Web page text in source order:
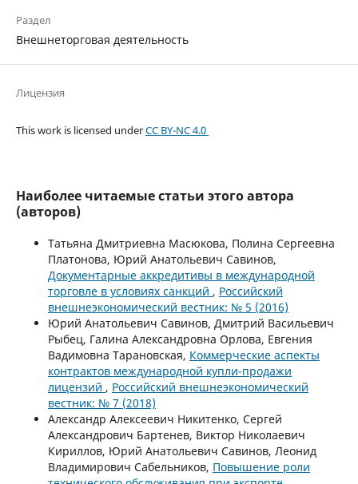
Раздел
Внешнеторговая деятельность
Лицензия
This work is licensed underCC BY-NC 4.0
Наиболее читаемые статьи этого автора
(авторов)
Татьяна Дмитриевна Масюкова, Полина Сергеевна
Платонова, Юрий Анатольевич Савинов,
Документарные аккредитивы в международной
торговле в условиях санкций , Российский
внешнеэкономический вестник: № 5 (2016)
Юрий Анатольевич Савинов, Дмитрий Васильевич
Рыбец, Галина Александровна Орлова, Евгения
Вадимовна Тарановская, Коммерческие аспекты
контрактов международной купли-продажи
лицензий , Российский внешнеэкономический
вестник: № 7 (2018)
Александр Алексеевич Никитенко, Сергей
Александрович Бартенев, Виктор Николаевич
Кириллов, Юрий Анатольевич Савинов, Леонид
Владимирович Сабельников, Повышение роли